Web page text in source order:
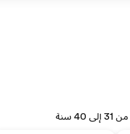
من 31 إلى 40 سنة